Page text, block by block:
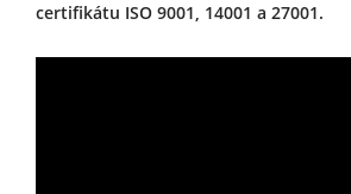
certifikátu ISO 9001, 14001 a 27001.